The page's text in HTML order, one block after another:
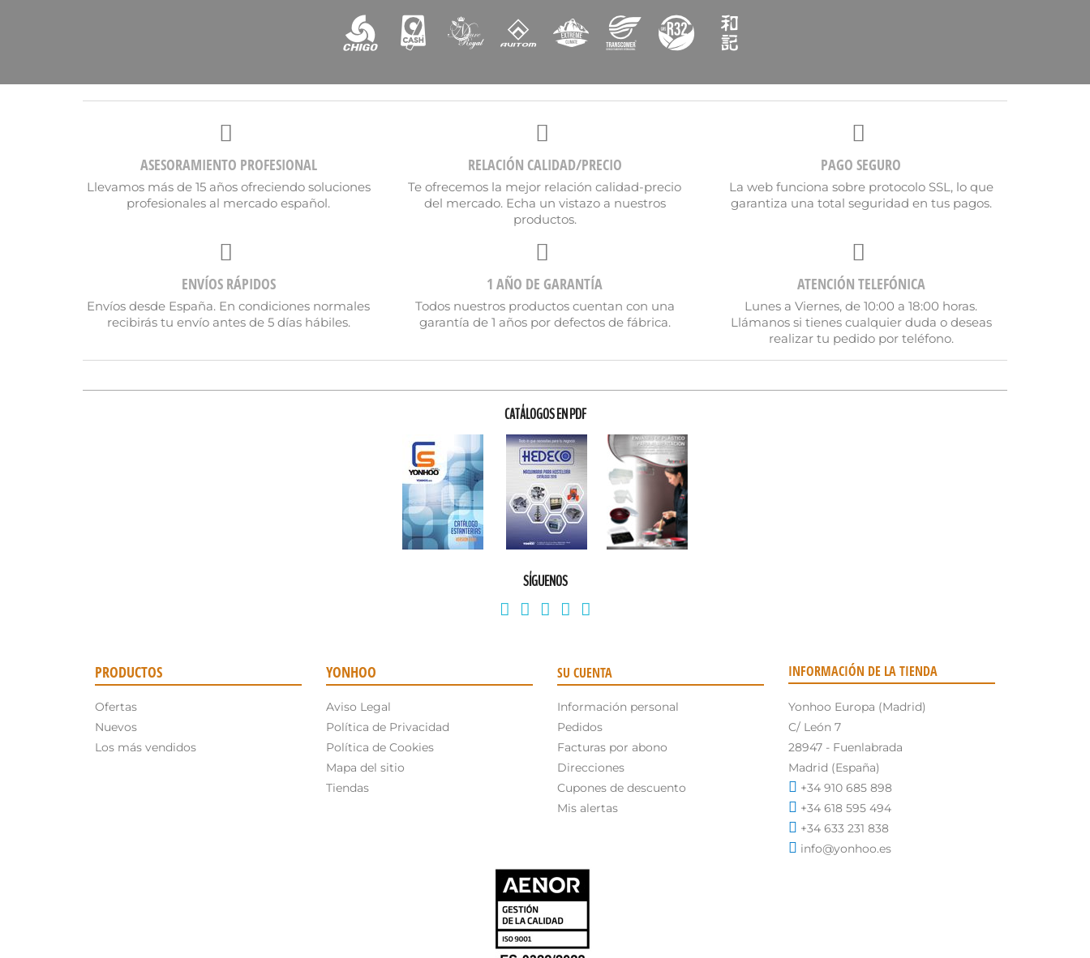
ASESORAMIENTO PROFESIONAL
Llevamos más de 15 años ofreciendo soluciones
profesionales al mercado español.
RELACIÓN CALIDAD/PRECIO
Te ofrecemos la mejor relación calidad-precio
del mercado. Echa un vistazo a nuestros
productos.
PAGO SEGURO
La web funciona sobre protocolo SSL, lo que
garantiza una total seguridad en tus pagos.
ENVÍOS RÁPIDOS
Envíos desde España. En condiciones normales
recibirás tu envío antes de 5 días hábiles.
1 AÑO DE GARANTÍA
Todos nuestros productos cuentan con una
garantía de 1 años por defectos de fábrica.
ATENCIÓN TELEFÓNICA
Lunes a Viernes, de 10:00 a 18:00 horas.
Llámanos si tienes cualquier duda o deseas
realizar tu pedido por teléfono.
CATÁLOGOS EN PDF
SÍGUENOS
PRODUCTOS
Ofertas
Nuevos
Los más vendidos
YONHOO
Aviso Legal
Política de Privacidad
Política de Cookies
Mapa del sitio
Tiendas
SU CUENTA
Información personal
Pedidos
Facturas por abono
Direcciones
Cupones de descuento
Mis alertas
INFORMACIÓN DE LA TIENDA
Yonhoo Europa (Madrid)
C/ León 7
28947 - Fuenlabrada
Madrid (España)
+34 910 685 898
+34 618 595 494
+34 633 231 838
info@yonhoo.es